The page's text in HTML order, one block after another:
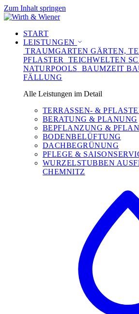
Zum Inhalt springen
START
LEISTUNGEN
TRAUMGARTEN GÄRTEN,
PFLASTER
TEICHWELTEN
NATURPOOLS
BAUMZEIT
FÄLLUNG
Alle Leistungen im Detail
TERRASSEN- &
BERATUNG & PLANUNG
BEPFLANZUNG &
BODENBELÜFTUNG
DACHBEGRÜNUNG
PFLEGE &
WURZELSTUBBEN
CHEMNITZ